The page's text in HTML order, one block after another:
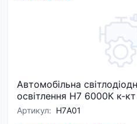
Автомобільна
освітлення H7 6000К к-
Артикул: Н7A01